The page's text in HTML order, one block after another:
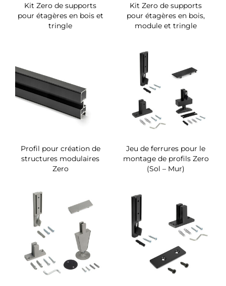
Kit Zero de supports
pour étagères en bois et
tringle
Kit Zero de supports
pour étagères en bois,
module et tringle
Profil pour création de
structures modulaires
Zero
Jeu de ferrures pour le
montage de profils Zero
(Sol – Mur)